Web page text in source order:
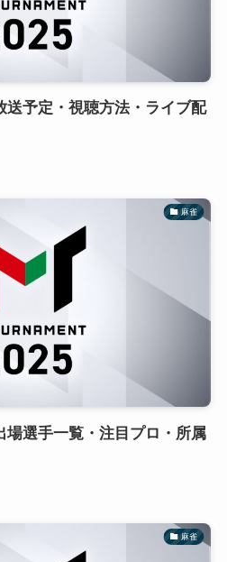
送予定・視聴方法・ライブ配
麻雀
場選手一覧・注目プロ・所属
麻雀